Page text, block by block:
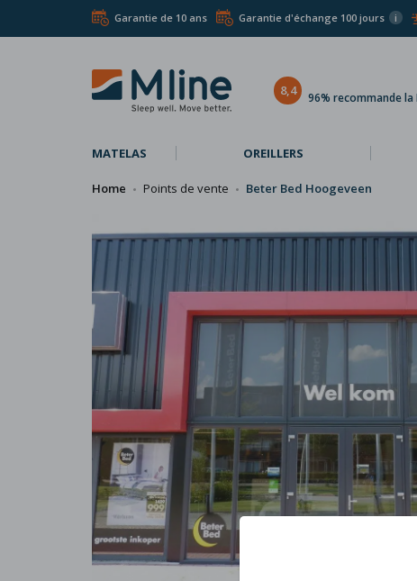
Garantie de 10 ans Garantie d'échange 100 jours i
8,4 96% recommande la
MATELAS OREILLERS
Home Points de vente Beter Bed Hoogeveen